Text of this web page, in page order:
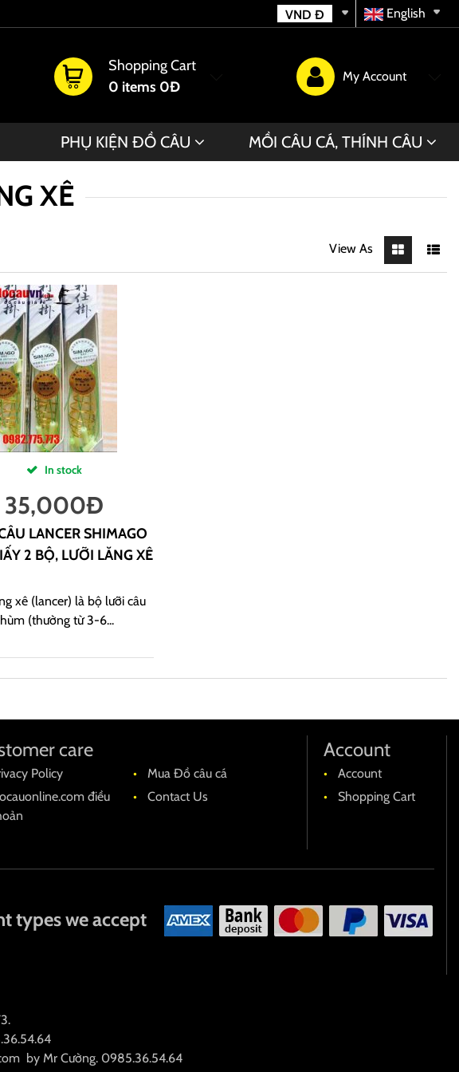
English
VND Đ
Shopping Cart
0 items 0Đ
My Account
PHỤ KIỆN ĐỒ CÂU MỒI CÂU CÁ, THÍNH CÂU
XÊ
View As
In stock
35,000Đ
LANCER SHIMAGO
2 BỘ, LƯỠI LĂNG XÊ
xê (lancer) là bộ lưỡi câu
(thường từ 3-6...
care
Policy
Mua Đồ câu cá
điều
Contact Us
Account
Account
Shopping Cart
types we accept
by Mr Cường. 0985.36.54.64